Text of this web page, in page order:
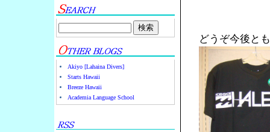
Akiyo [Lahaina Divers]
Starts Hawaii
Breeze Hawaii
Academia Language School
どうぞ今後と